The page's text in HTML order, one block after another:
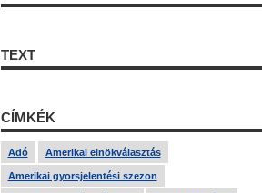
TEXT
CÍMKÉK
Adó Amerikai elnökválasztás
Amerikai gyorsjelentési szezon